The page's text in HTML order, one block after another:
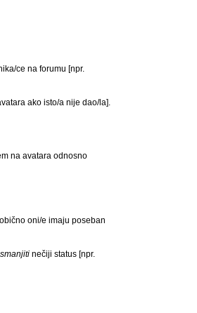
ce na forumu [npr.
ako isto/a nije dao/la].
na avatara odnosno
oni/e imaju poseban
smanjiti nečiji status [npr.